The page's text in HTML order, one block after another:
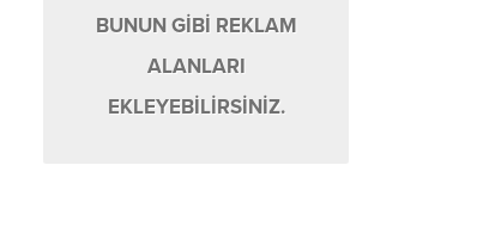
BUNUN GİBİ REKLAM
ALANLARI
EKLEYEBİLİRSİNİZ.